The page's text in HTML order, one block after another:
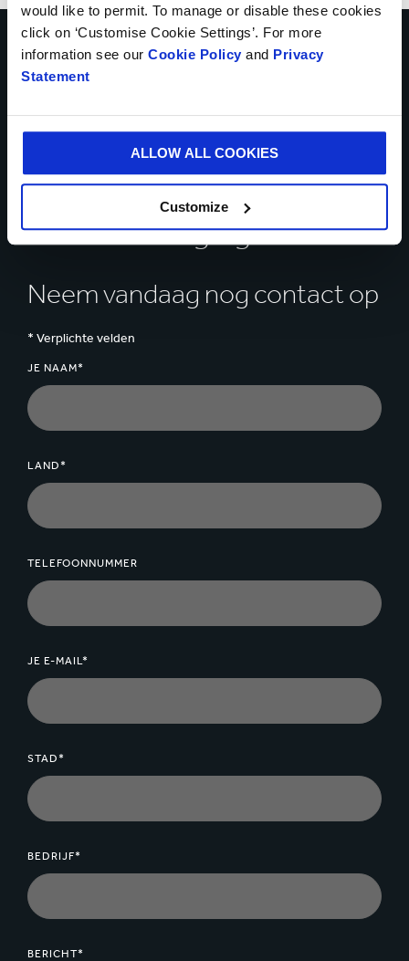
would like to permit. To manage or disable these cookies
click on ‘Customise Cookie Settings’. For more
information see our Cookie Policy and Privacy
Statement
ALLOW ALL COOKIES
Customize
Praat met onze experts
over hoe wij u kunnen
helpen bij het oplossen
van uw zakelijke
uitdagingen
Neem vandaag nog contact op
* Verplichte velden
JE NAAM*
LAND*
TELEFOONNUMMER
JE E-MAIL*
STAD*
BEDRIJF*
BERICHT*